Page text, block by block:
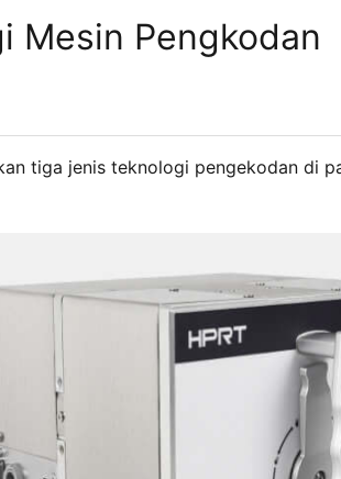
Mesin Pengkodan
tiga jenis teknologi pengekodan di